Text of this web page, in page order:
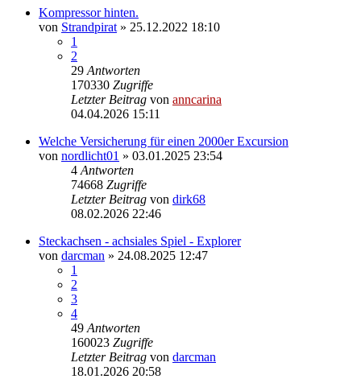
Kompressor hinten.
von Strandpirat » 25.12.2022 18:10
1
2
29 Antworten
170330 Zugriffe
Letzter Beitrag von anncarina
04.04.2026 15:11
Welche Versicherung für einen 2000er Excursion
von nordlicht01 » 03.01.2025 23:54
4 Antworten
74668 Zugriffe
Letzter Beitrag von dirk68
08.02.2026 22:46
Steckachsen - achsiales Spiel - Explorer
von darcman » 24.08.2025 12:47
1
2
3
4
49 Antworten
160023 Zugriffe
Letzter Beitrag von darcman
18.01.2026 20:58